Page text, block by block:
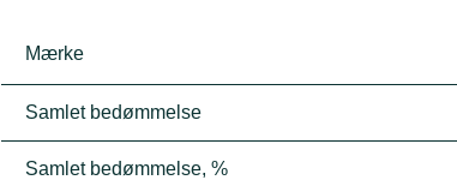
Mærke
Samlet bedømmelse
Samlet bedømmelse, %